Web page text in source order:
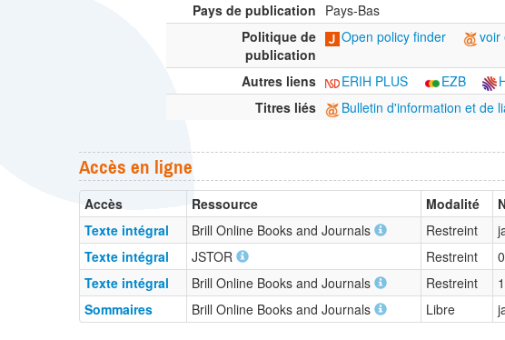
Pays de publication Pays-Bas
Politique de
publication
Open policy finder voir
Autres liens ERIH PLUS EZB
Titres liés
Bulletin d'information et de
Accès en ligne
Accès Ressource Modalité
Texte intégral
Brill Online Books and Journals Restreint
Texte intégral
JSTOR Restreint
Texte intégral
Brill Online Books and Journals Restreint
Sommaires
Brill Online Books and Journals Libre